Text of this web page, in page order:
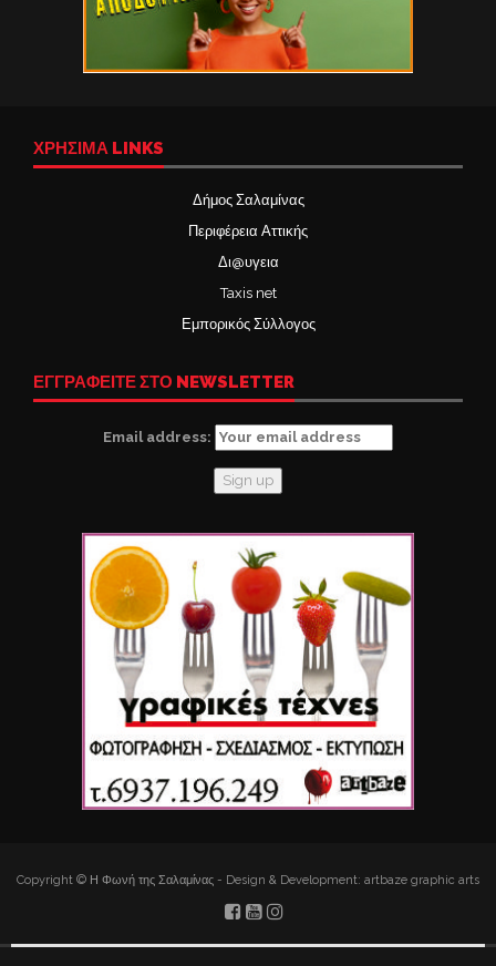
ΧΡΉΣΙΜΑ LINKS
Δήμος Σαλαμίνας
Περιφέρεια Αττικής
Δι@υγεια
Taxis net
Εμπορικός Σύλλογος
ΕΓΓΡΑΦΕΙΤΕ ΣΤΟ NEWSLETTER
Email address:
Copyright © Η Φωνή της Σαλαμίνας - Design & Development: artbaze graphic arts